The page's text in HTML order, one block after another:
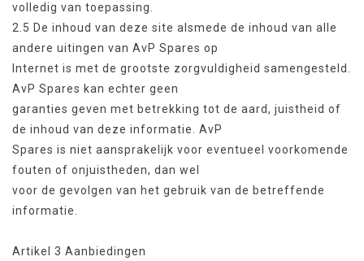
volledig van toepassing.
2.5 De inhoud van deze site alsmede de inhoud van alle
andere uitingen van AvP Spares op
Internet is met de grootste zorgvuldigheid samengesteld.
AvP Spares kan echter geen
garanties geven met betrekking tot de aard, juistheid of
de inhoud van deze informatie. AvP
Spares is niet aansprakelijk voor eventueel voorkomende
fouten of onjuistheden, dan wel
voor de gevolgen van het gebruik van de betreffende
informatie.
Artikel 3 Aanbiedingen